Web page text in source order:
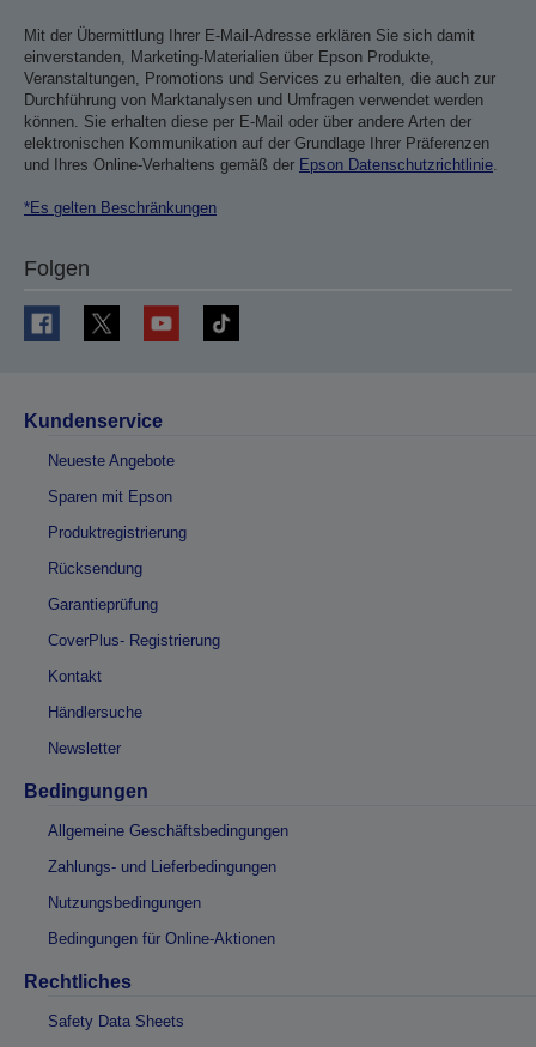
Mit der Übermittlung Ihrer E-Mail-Adresse erklären Sie sich damit
einverstanden, Marketing-Materialien über Epson Produkte,
Veranstaltungen, Promotions und Services zu erhalten, die auch zur
Durchführung von Marktanalysen und Umfragen verwendet werden
können. Sie erhalten diese per E-Mail oder über andere Arten der
elektronischen Kommunikation auf der Grundlage Ihrer Präferenzen
und Ihres Online-Verhaltens gemäß der Epson Datenschutzrichtlinie.
*Es gelten Beschränkungen
Folgen
Kundenservice
Neueste Angebote
Sparen mit Epson
Produktregistrierung
Rücksendung
Garantieprüfung
CoverPlus- Registrierung
Kontakt
Händlersuche
Newsletter
Bedingungen
Allgemeine Geschäftsbedingungen
Zahlungs- und Lieferbedingungen
Nutzungsbedingungen
Bedingungen für Online-Aktionen
Rechtliches
Safety Data Sheets